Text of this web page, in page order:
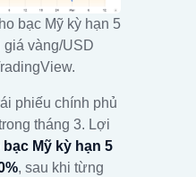
bạc Mỹ kỳ hạn 5
giá vàng/USD
phiếu chính phủ
tháng 3. Lợi
Mỹ kỳ hạn 5
, sau khi từng